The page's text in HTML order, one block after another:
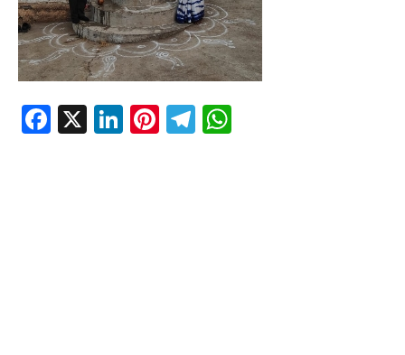
Facebook
X LinkedIn
Pinterest
Telegram